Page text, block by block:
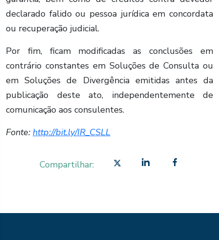
declarado falido ou pessoa jurídica em concordata
ou recuperação judicial.
Por fim, ficam modificadas as conclusões em
contrário constantes em Soluções de Consulta ou
em Soluções de Divergência emitidas antes da
publicação deste ato, independentemente de
comunicação aos consulentes.
Fonte: http://bit.ly/IR_CSLL
Compartilhar: